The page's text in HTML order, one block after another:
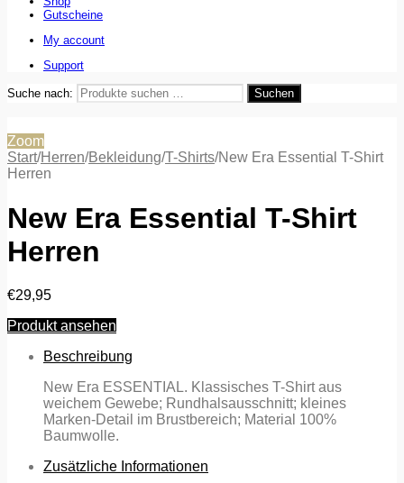
Gutscheine
My account
Support
Suche nach: Suchen
Zoom
Start/Herren/Bekleidung/T-Shirts/New Era Essential T-Shirt
Herren
New Era Essential T-Shirt
Herren
€29,95
Produkt ansehen
Beschreibung
New Era ESSENTIAL. Klassisches T-Shirt aus
weichem Gewebe; Rundhalsausschnitt; kleines
Marken-Detail im Brustbereich; Material 100%
Baumwolle.
Zusätzliche Informationen